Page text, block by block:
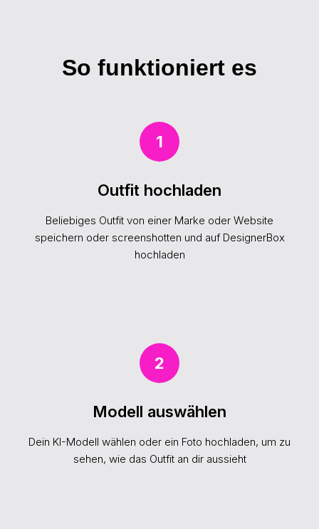
So funktioniert es
1
Outfit hochladen
Beliebiges Outfit von einer Marke oder Website
speichern oder screenshotten und auf DesignerBox
hochladen
2
Modell auswählen
Dein KI-Modell wählen oder ein Foto hochladen, um zu
sehen, wie das Outfit an dir aussieht